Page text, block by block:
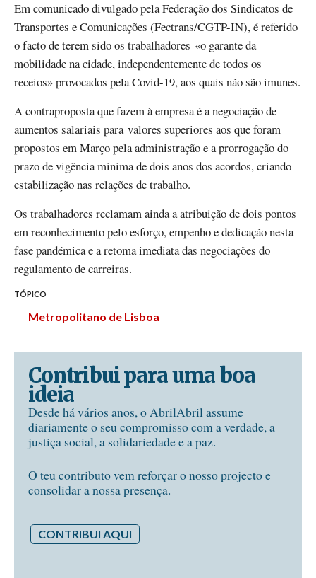
Em comunicado divulgado pela Federação dos Sindicatos de
Transportes e Comunicações (Fectrans/CGTP-IN), é referido
o facto de terem sido os trabalhadores «o garante da
mobilidade na cidade, independentemente de todos os
receios» provocados pela Covid-19, aos quais não são imunes.
A contraproposta que fazem à empresa é a negociação de
aumentos salariais para valores superiores aos que foram
propostos em Março pela administração e a prorrogação do
prazo de vigência mínima de dois anos dos acordos, criando
estabilização nas relações de trabalho.
Os trabalhadores reclamam ainda a atribuição de dois pontos
em reconhecimento pelo esforço, empenho e dedicação nesta
fase pandémica e a retoma imediata das negociações do
regulamento de carreiras.
TÓPICO
Metropolitano de Lisboa
Contribui para uma boa
ideia
Desde há vários anos, o AbrilAbril assume
diariamente o seu compromisso com a verdade, a
justiça social, a solidariedade e a paz.
O teu contributo vem reforçar o nosso projecto e
consolidar a nossa presença.
CONTRIBUI AQUI